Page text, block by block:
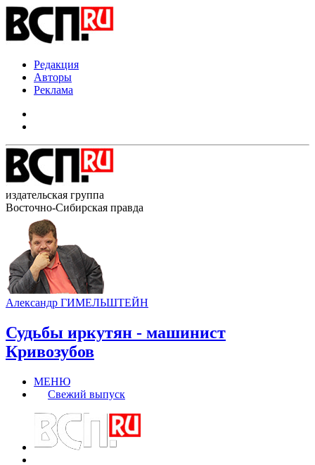
Редакция
Авторы
Реклама
издательская группа
Восточно-Сибирская правда
Александр ГИМЕЛЬШТЕЙН
Судьбы иркутян - машинист
Кривозубов
МЕНЮ
Свежий выпуск